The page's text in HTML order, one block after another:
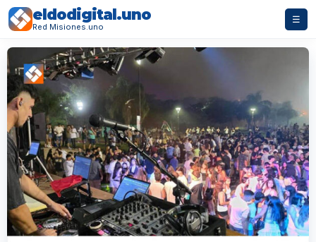
eldodigital.uno
Red Misiones.uno
☰